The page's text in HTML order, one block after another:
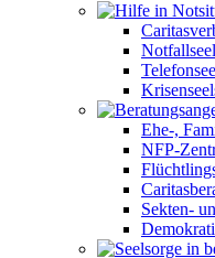
Ehe-,
NFP-
Sekten-